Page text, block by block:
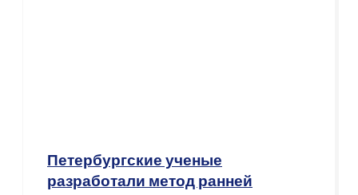
Петербургские ученые
разработали метод ранней